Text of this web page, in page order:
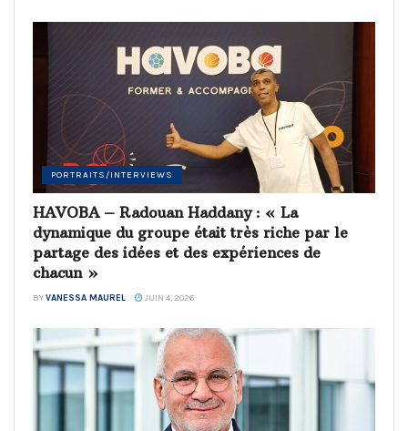
PORTRAITS/INTERVIEWS
HAVOBA – Radouan Haddany : « La
dynamique du groupe était très riche par le
partage des idées et des expériences de
chacun »
BYVANESSA MAUREL JUIN 4, 2026